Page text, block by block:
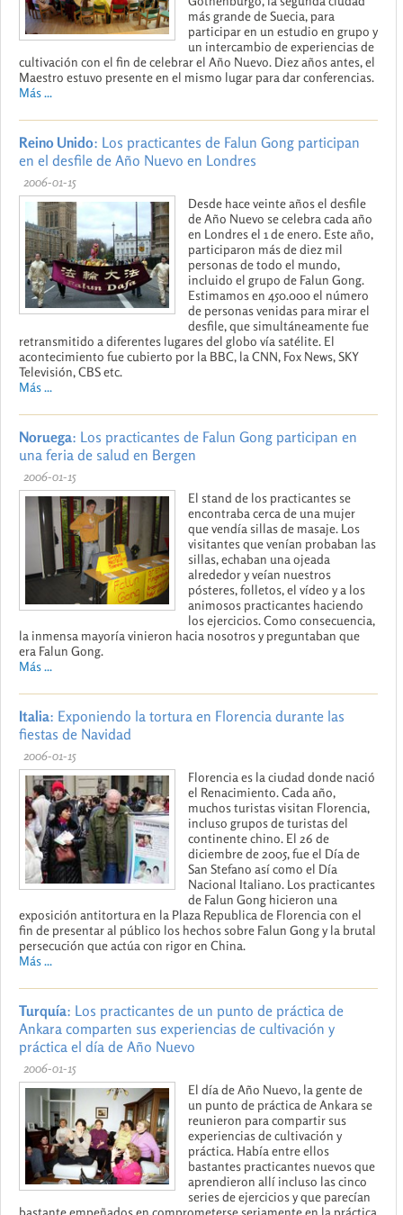
más grande de Suecia, para
participar en un estudio en grupo y
un intercambio de experiencias de
cultivación con el fin de celebrar el Año Nuevo. Diez años antes, el
Maestro estuvo presente en el mismo lugar para dar conferencias.
Más ...
Reino Unido: Los practicantes de Falun Gong participan
en el desfile de Año Nuevo en Londres
2006-01-15
Desde hace veinte años el desfile
de Año Nuevo se celebra cada año
en Londres el 1 de enero. Este año,
participaron más de diez mil
personas de todo el mundo,
incluido el grupo de Falun Gong.
Estimamos en 450.000 el número
de personas venidas para mirar el
desfile, que simultáneamente fue
retransmitido a diferentes lugares del globo vía satélite. El
acontecimiento fue cubierto por la BBC, la CNN, Fox News, SKY
Televisión, CBS etc.
Más ...
Noruega: Los practicantes de Falun Gong participan en
una feria de salud en Bergen
2006-01-15
El stand de los practicantes se
encontraba cerca de una mujer
que vendía sillas de masaje. Los
visitantes que venían probaban las
sillas, echaban una ojeada
alrededor y veían nuestros
pósteres, folletos, el vídeo y a los
animosos practicantes haciendo
los ejercicios. Como consecuencia,
la inmensa mayoría vinieron hacia nosotros y preguntaban que
era Falun Gong.
Más ...
Italia: Exponiendo la tortura en Florencia durante las
fiestas de Navidad
2006-01-15
Florencia es la ciudad donde nació
el Renacimiento. Cada año,
muchos turistas visitan Florencia,
incluso grupos de turistas del
continente chino. El 26 de
diciembre de 2005, fue el Día de
San Stefano así como el Día
Nacional Italiano. Los practicantes
de Falun Gong hicieron una
exposición antitortura en la Plaza Republica de Florencia con el
fin de presentar al público los hechos sobre Falun Gong y la brutal
persecución que actúa con rigor en China.
Más ...
Turquía: Los practicantes de un punto de práctica de
Ankara comparten sus experiencias de cultivación y
práctica el día de Año Nuevo
2006-01-15
El día de Año Nuevo, la gente de
un punto de práctica de Ankara se
reunieron para compartir sus
experiencias de cultivación y
práctica. Había entre ellos
bastantes practicantes nuevos que
aprendieron allí incluso las cinco
series de ejercicios y que parecían